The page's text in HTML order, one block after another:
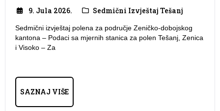
9. Jula 2026. Sedmični Izvještaj Tešanj
Sedmični izvještaj polena za područje Zeničko-dobojskog
kantona – Podaci sa mjernih stanica za polen Tešanj, Zenica
i Visoko – Za
SAZNAJ VIŠE